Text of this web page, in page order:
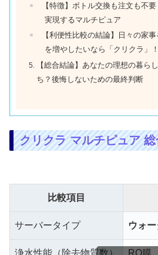
【特徴】ボトル交換も注文も不
実現するマルチピュア
【利便性比較の結論】日々の家
を増やしたいなら「クリクラ」！
【総合結論】あなたの理想の暮ら
ち？後悔しないための最終判断
クリクラ マルチピュア
比較項目
サーバータイプ ウォ
浄水性能（除去物質数） RO膜